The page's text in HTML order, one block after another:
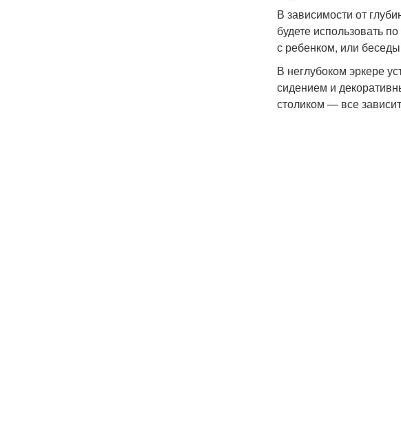
В зависимости от
будете использовать
с ребенком, или беседы
В неглубоком эркере
сидением и
столиком — все